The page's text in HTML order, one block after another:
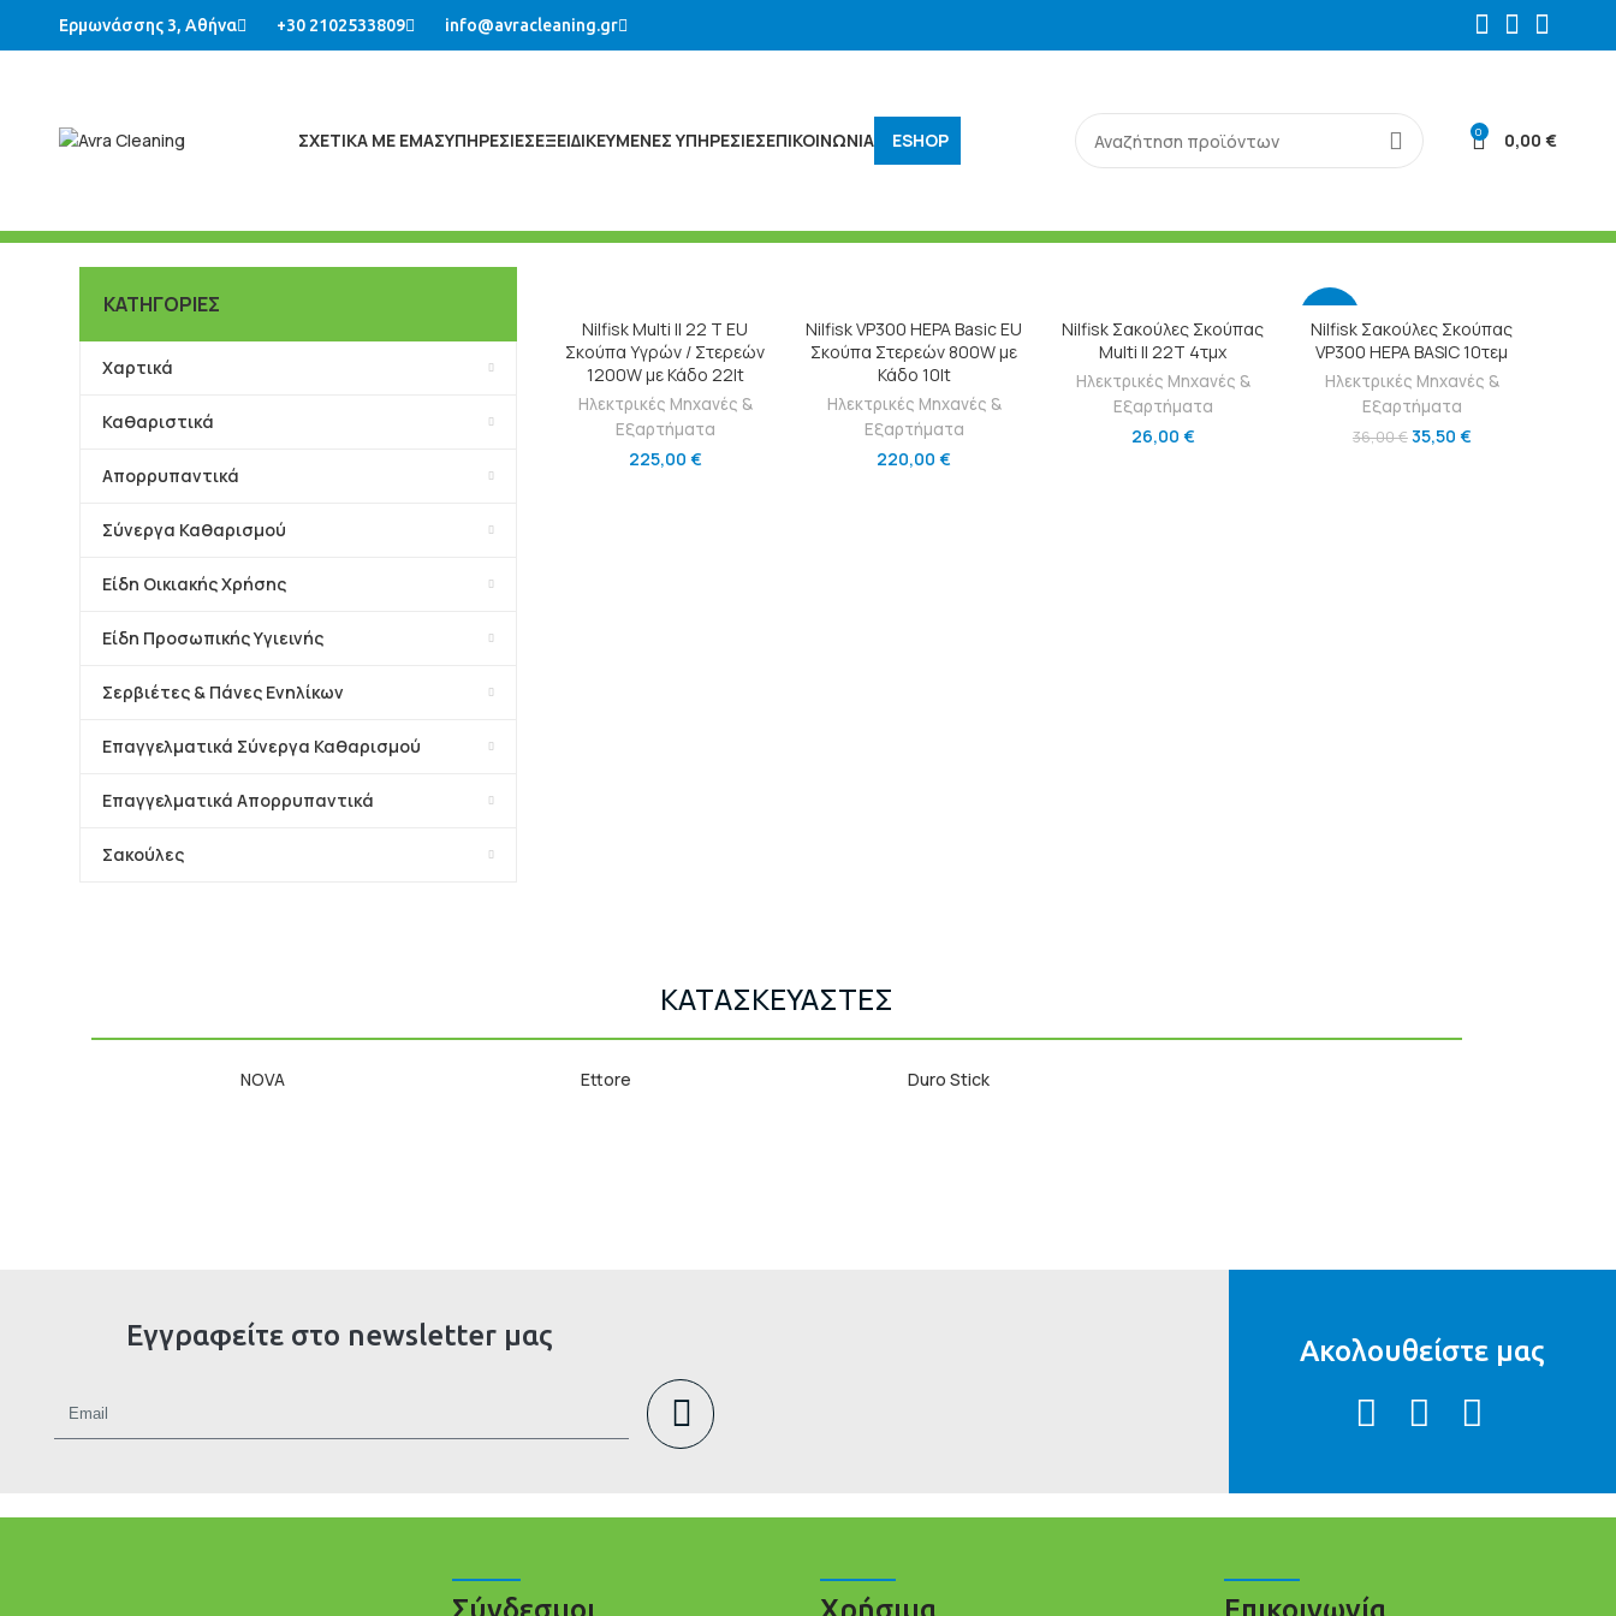
Ερμωνάσσης 3, Αθήνα +30 2102533809 info@avracleaning.gr
ΣΧΕΤΙΚΑ ΜΕ ΕΜΑΣΥΠΗΡΕΣΙΕΣΕΞΕΙΔΙΚΕΥΜΈΝΕΣ ΥΠΗΡΕΣΊΕΣΕΠΙΚΟΙΝΩΝΙΑ ESHOP 0 0,00€
ΚΑΤΗΓΟΡΙΕΣ
Χαρτικά
Καθαριστικά
Απορρυπαντικά
Σύνεργα Καθαρισμού
Είδη Οικιακής Χρήσης
Είδη Προσωπικής Υγιεινής
Σερβιέτες & Πάνες Ενηλίκων
Επαγγελματικά Σύνεργα Καθαρισμού
Επαγγελματικά Απορρυπαντικά
Σακούλες
ΠΡΟΣΘΉΚΗ ΣΤΟ ΚΑΛΆΘΙ
Nilfisk Multi II 22 T EU
Σκούπα Υγρών / Στερεών
1200W με Κάδο 22lt
Ηλεκτρικές Μηχανές &
Εξαρτήματα
225,00 €
ΠΡΟΣΘΉΚΗ ΣΤΟ ΚΑΛΆΘΙ
Nilfisk VP300 HEPA Basic EU
Σκούπα Στερεών 800W με
Κάδο 10lt
Ηλεκτρικές Μηχανές &
Εξαρτήματα
220,00€
ΠΡΟΣΘΉΚΗ ΣΤΟ ΚΑΛΆΘΙ
Nilfisk Σακούλες Σκούπας
Multi II 22T 4τμχ
Ηλεκτρικές Μηχανές &
Εξαρτήματα
26,00 €
-1%
ΠΡΟΣΘΉΚΗ ΣΤΟ ΚΑΛΆΘΙ
Nilfisk Σακούλες Σκούπας
VP300 HEPA BASIC 10τεμ
Ηλεκτρικές Μηχανές &
Εξαρτήματα
36,00€35,50 €
ΚΑΤΑΣΚΕΥΑΣΤΕΣ
NOVA Ettore Duro Stick
Εγγραφείτε στο newsletter μας Ακολουθείστε μας
Σύνδεσμοι Χρήσιμα Επικοινωνία